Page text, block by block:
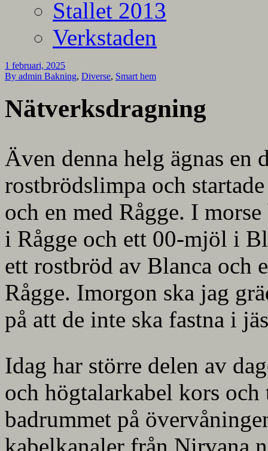
Stallet 2013
Verkstaden
1 februari, 2025
By admin Bakning, Diverse, Smart hem
Nätverksdragning
Även denna helg ägnas en
rostbrödslimpa och
och en med Rågge. I
i Rågge och ett 00-mjöl i
ett rostbröd av Blanca och
Rågge. Imorgon ska jag
på att de inte ska fastna i
Idag har större delen av
och högtalarkabel kors
badrummet på
kabelkanaler från Nirvana